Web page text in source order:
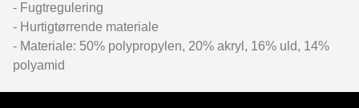
- Fugtregulering
- Hurtigtørrende materiale
- Materiale: 50% polypropylen, 20% akryl, 16% uld, 14%
polyamid